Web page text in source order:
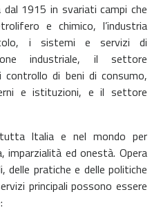
1915 in svariati campi che
e chimico, l’industria
i sistemi e servizi di
industriale, il settore
di beni di consumo,
e istituzioni, e il settore
tutta Italia e nel mondo per
imparzialità ed onestà. Opera
pratiche e delle politiche
principali possono essere